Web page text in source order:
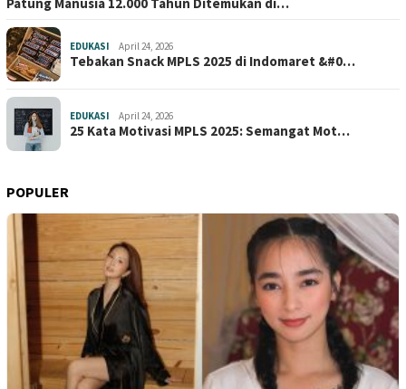
EDUKASI April 24, 2026
Tebakan Snack MPLS 2025 di Indomaret &#0…
EDUKASI April 24, 2026
25 Kata Motivasi MPLS 2025: Semangat Mot…
POPULER